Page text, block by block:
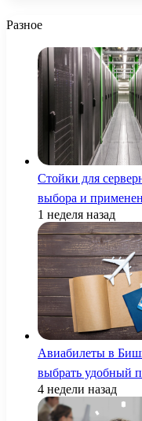
Разное
Стойки для
выбора и
1 неделя назад
Авиабилеты в
выбрать удобный
4 недели назад